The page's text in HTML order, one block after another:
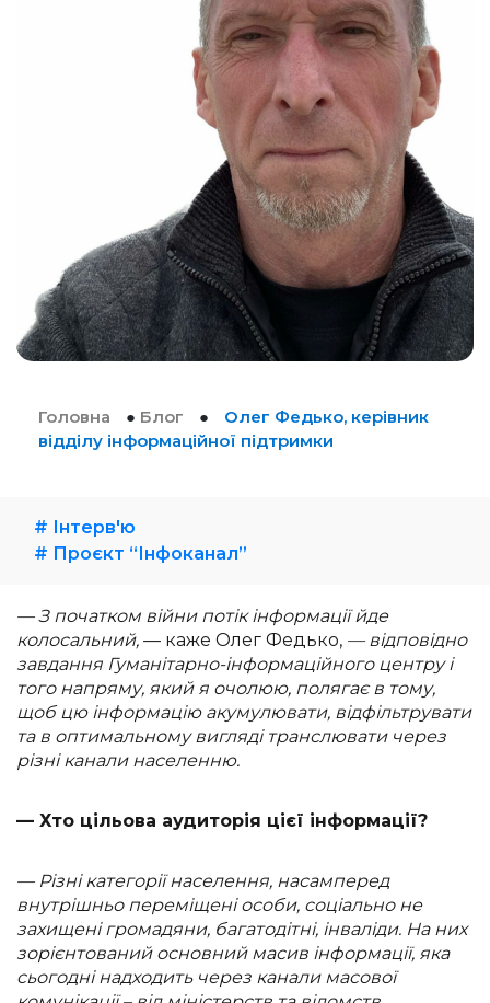
Головна ● Блог ●
Олег Федько, керiвник
відділу інформаційної підтримки
# Інтерв'ю
# Проєкт “Інфоканал”
— З початком війни потік інформації йде
колосальний, — каже Олег Федько, — відповідно
завдання Гуманітарно-інформаційного центру i
того напряму, який я очолюю, полягає в тому,
щоб цю інформацію акумулювати, відфільтрувати
та в оптимальному вигляді транслювати через
різні канали населенню.
— Хто цільова аудиторія цієї інформації?
— Різні категорії населення, насамперед
внутрішньо переміщені особи, соціально не
захищені громадяни, багатодітні, інваліди. На них
зорієнтований основний масив інформації, яка
сьогодні надходить через канали масової